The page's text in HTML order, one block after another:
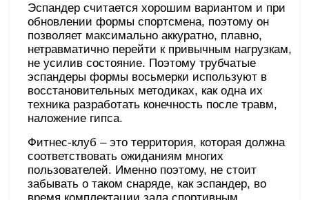
Эспандер считается хорошим вариантом и при
обновлении формы спортсмена, поэтому он
позволяет максимально аккуратно, плавно,
нетравматично перейти к привычным нагрузкам,
не усилив состояние. Поэтому трубчатые
эспандеры формы восьмерки используют в
восстановительных методиках, как одна их
техника разработать конечность после травм,
наложение гипса.
Фитнес-клуб – это территория, которая должна
соответствовать ожиданиям многих
пользователей. Именно поэтому, не стоит
забывать о таком снаряде, как эспандер, во
время комплектации зала спортивным